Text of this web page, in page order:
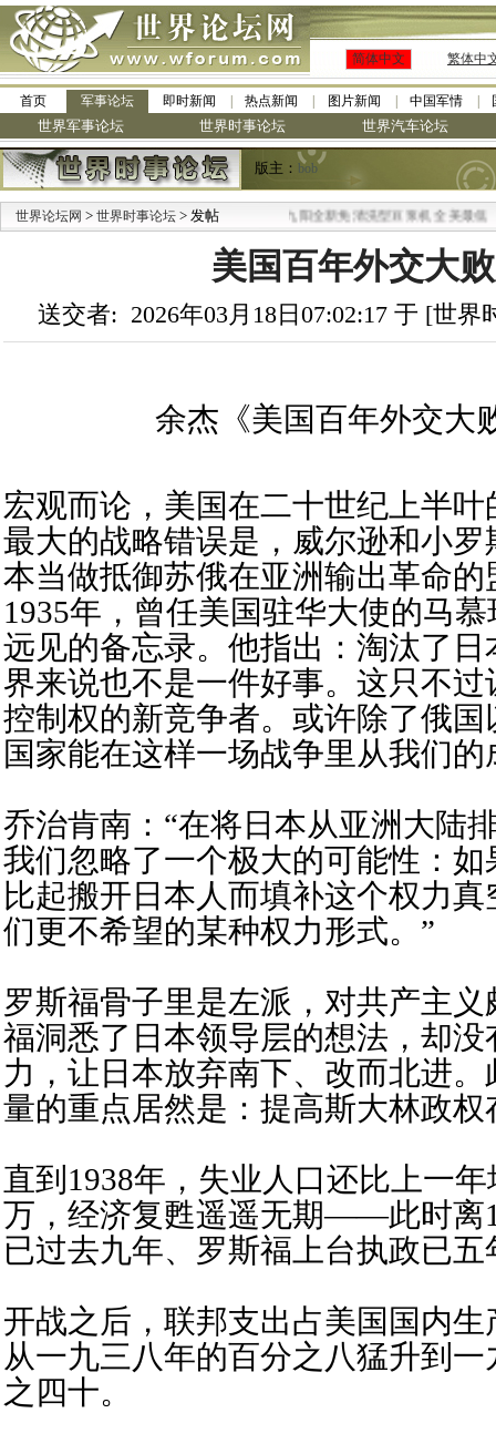
简体中文 繁体中
首页 军事论坛 即时新闻 热点新闻 图片新闻 中国军情
世界军事论坛 世界时事论坛 世界汽车论坛
版主： bob
世界论坛网 > 世界时事论坛 > 发帖 九阳全新免清洗型豆浆机 全美最低
美国百年外交大
送交者: 2026年03月18日07:02:17 于 [世
余杰《美国百年外交大
宏观而论，美国在二十世纪上半
最大的战略错误是，威尔逊和小
本当做抵御苏俄在亚洲输出革命
1935年，曾任美国驻华大使的马
远见的备忘录。他指出：淘汰了
界来说也不是一件好事。这只不
控制权的新竞争者。或许除了俄
国家能在这样一场战争里从我们
乔治肯南：“在将日本从亚洲大陆
我们忽略了一个极大的可能性：
比起搬开日本人而填补这个权力
们更不希望的某种权力形式。”
罗斯福骨子里是左派，对共产主
福洞悉了日本领导层的想法，却
力，让日本放弃南下、改而北进
量的重点居然是：提高斯大林政权
直到1938年，失业人口还比上一
万，经济复甦遥遥无期——此时离
已过去九年、罗斯福上台执政已五
开战之后，联邦支出占美国国内
从一九三八年的百分之八猛升到
之四十。